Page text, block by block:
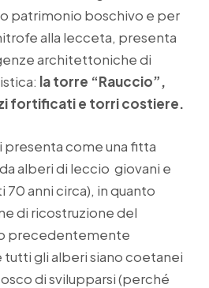
patrimonio boschivo e per
alla lecceta, presenta
architettoniche di
la torre “Rauccio”,
fortificati e torri costiere.
presenta come una fitta
alberi di leccio giovani e
anni circa), in quanto
di ricostruzione del
precedentemente
gli alberi siano coetanei
di svilupparsi (perché